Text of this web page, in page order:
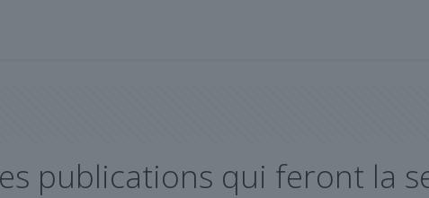
publications qui feront la